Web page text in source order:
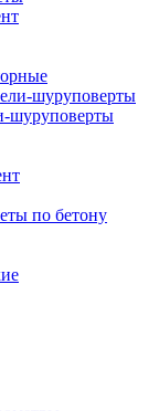
шуруповерты
шуруповерты
по бетону